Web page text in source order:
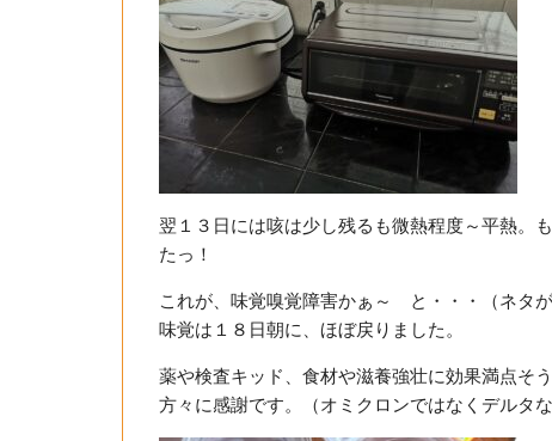
翌１３日には咳は少し残るも微熱程度～平熱。
たっ！
これが、味覚嗅覚障害かぁ～ と・・・（ネタが
味覚は１８日朝に、ほぼ戻りました。
薬や検査キッド、食材や滋養強壮に効果満点そ
方々に感謝です。（オミクロンではなくデルタ